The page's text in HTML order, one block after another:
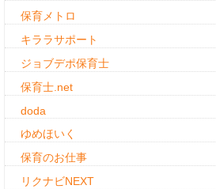
保育メトロ
キララサポート
ジョブデポ保育士
保育士.net
doda
ゆめほいく
保育のお仕事
リクナビNEXT